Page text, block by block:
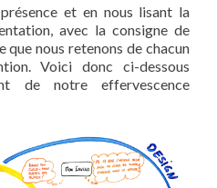
et en nous lisant la
avec la consigne de
que nous retenons de chacun
Voici donc ci-dessous
de notre effervescence